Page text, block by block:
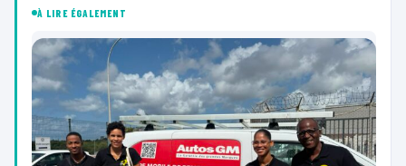
À LIRE ÉGALEMENT